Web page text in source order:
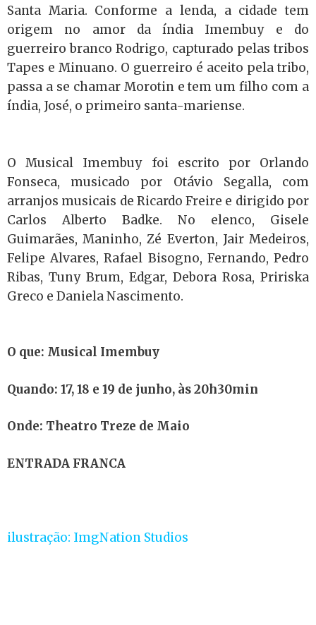
Santa Maria. Conforme a lenda, a cidade tem
origem no amor da índia Imembuy e do
guerreiro branco Rodrigo, capturado pelas tribos
Tapes e Minuano. O guerreiro é aceito pela tribo,
passa a se chamar Morotin e tem um filho com a
índia, José, o primeiro santa-mariense.
O Musical Imembuy foi escrito por Orlando
Fonseca, musicado por Otávio Segalla, com
arranjos musicais de Ricardo Freire e dirigido por
Carlos Alberto Badke. No elenco, Gisele
Guimarães, Maninho, Zé Everton, Jair Medeiros,
Felipe Alvares, Rafael Bisogno, Fernando, Pedro
Ribas, Tuny Brum, Edgar, Debora Rosa, Pririska
Greco e Daniela Nascimento.
O que: Musical Imembuy
Quando: 17, 18 e 19 de junho, às 20h30min
Onde: Theatro Treze de Maio
ENTRADA FRANCA
ilustração: ImgNation Studios